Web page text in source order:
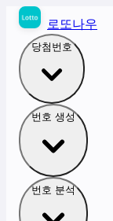
로또나우
당첨번호
번호 생성
번호 분석